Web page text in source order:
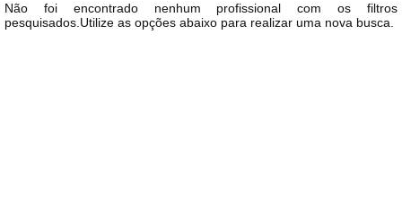
Não foi encontrado nenhum profissional com os filtros
pesquisados.Utilize as opções abaixo para realizar uma nova busca.